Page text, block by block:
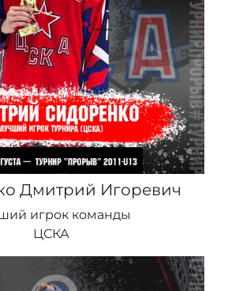
Дмитрий Игоревич
игрок команды
ЦСКА